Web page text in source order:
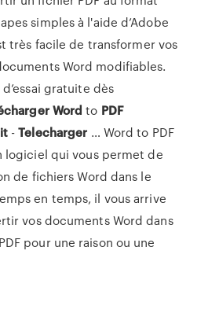
simples à l'aide d’Adobe
très facile de transformer vos
Word modifiables.
gratuite dès
Word to PDF
-Telecharger … Word to PDF
logiciel qui vous permet de
de fichiers Word dans le
en temps, il vous arrive
vos documents Word dans
pour une raison ou une